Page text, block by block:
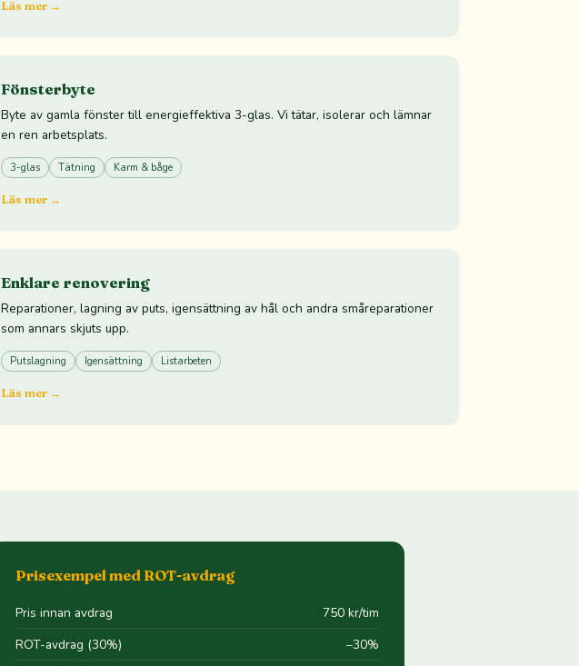
Läs mer →
Fönsterbyte
Byte av gamla fönster till energieffektiva 3-glas. Vi tätar, isolerar och lämnar
en ren arbetsplats.
3-glas Tätning Karm & båge
Läs mer →
Enklare renovering
Reparationer, lagning av puts, igensättning av hål och andra småreparationer
som annars skjuts upp.
Putslagning Igensättning Listarbeten
Läs mer →
Prisexempel med ROT-avdrag
Pris innan avdrag
750 kr/tim
ROT-avdrag (30%)
−30%